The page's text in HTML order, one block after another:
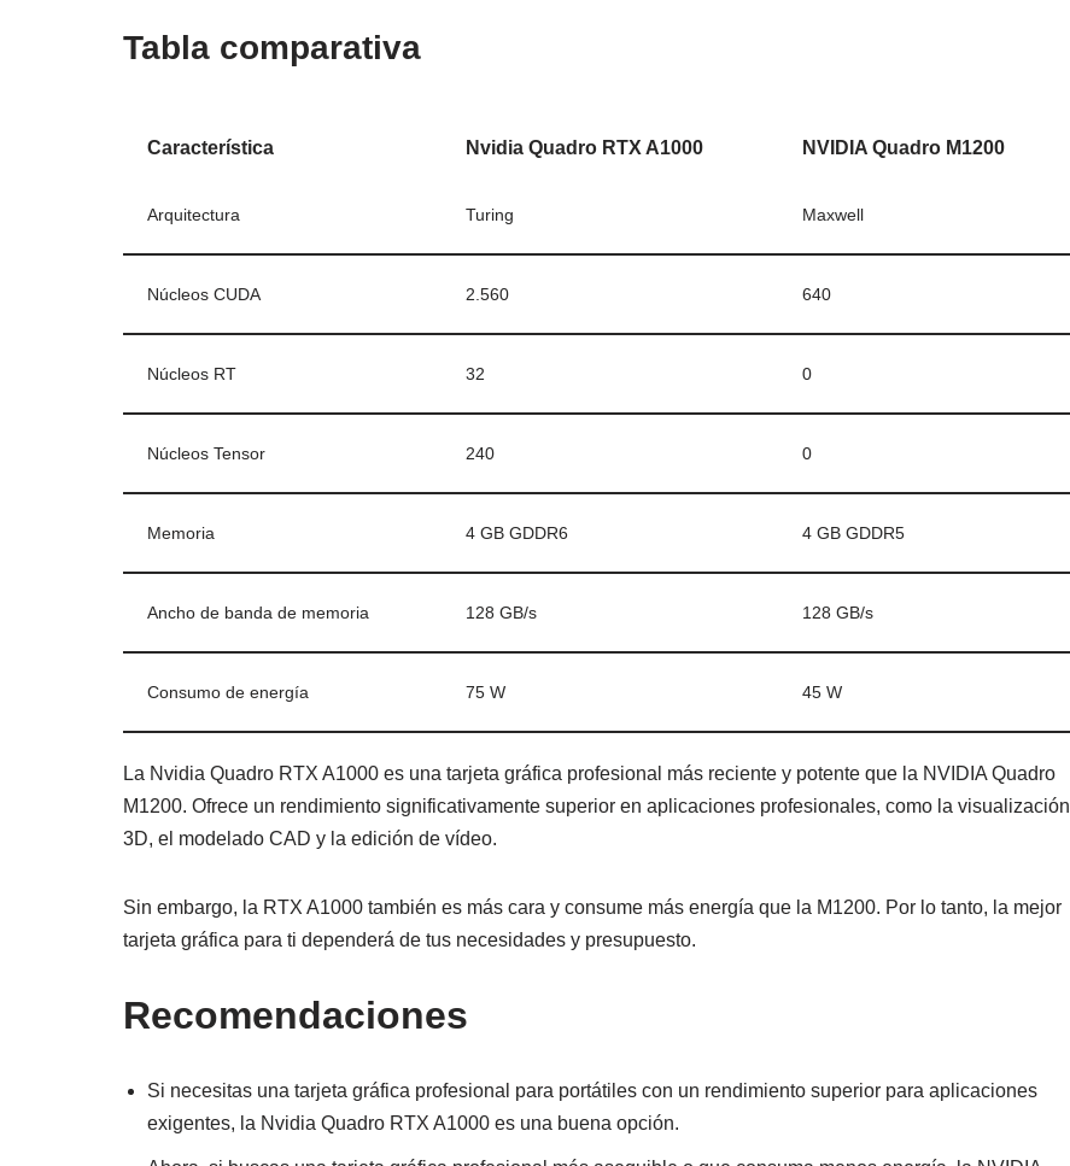
Tabla comparativa
Característica Nvidia Quadro RTX A1000 NVIDIA Quadro M1200
Arquitectura Turing Maxwell
Núcleos CUDA 2.560 640
Núcleos RT 32 0
Núcleos Tensor 240 0
Memoria 4 GB GDDR6 4 GB GDDR5
Ancho de banda de memoria 128 GB/s 128 GB/s
Consumo de energía 75 W 45 W
La Nvidia Quadro RTX A1000 es una tarjeta gráfica profesional más reciente y potente que la NVIDIA Quadro
M1200. Ofrece un rendimiento significativamente superior en aplicaciones profesionales, como la visualización
3D, el modelado CAD y la edición de vídeo.
Sin embargo, la RTX A1000 también es más cara y consume más energía que la M1200. Por lo tanto, la mejor
tarjeta gráfica para ti dependerá de tus necesidades y presupuesto.
Recomendaciones
Si necesitas una tarjeta gráfica profesional para portátiles con un rendimiento superior para aplicaciones
exigentes, la Nvidia Quadro RTX A1000 es una buena opción.